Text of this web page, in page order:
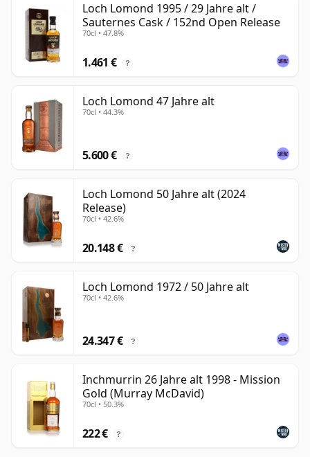
Loch Lomond 1995 / 29 Jahre alt /
Sauternes Cask / 152nd Open Release
70cl • 47.8%
1.461 € ?
Loch Lomond 47 Jahre alt
70cl • 44.3%
5.600 € ?
Loch Lomond 50 Jahre alt (2024
Release)
70cl • 42.6%
20.148 € ?
Loch Lomond 1972 / 50 Jahre alt
70cl • 42.6%
24.347 € ?
Inchmurrin 26 Jahre alt 1998 - Mission
Gold (Murray McDavid)
70cl • 50.3%
222 € ?